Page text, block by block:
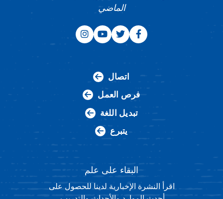
الماضي
اتصال
فرص العمل
تبديل اللغة
يتبرع
البقاء على علم
اقرأ النشرة الإخبارية لدينا للحصول على